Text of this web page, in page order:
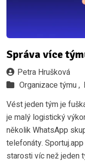
Správa více
Petra Hrušková
Organizace týmu ,
Vést jeden tým je
je malý logistický
několik WhatsApp
telefonáty.
starosti víc než jeden